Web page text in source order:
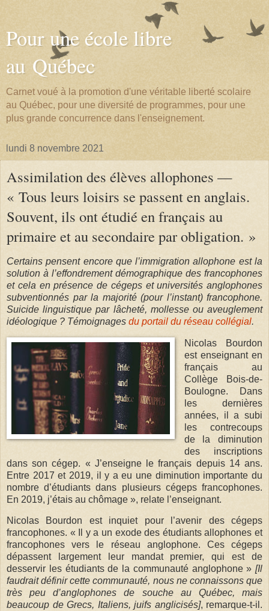
Pour une école libre
au Québec
Carnet voué à la promotion d'une véritable liberté scolaire
au Québec, pour une diversité de programmes, pour une
plus grande concurrence dans l'enseignement.
lundi 8 novembre 2021
Assimilation des élèves allophones —
« Tous leurs loisirs se passent en anglais.
Souvent, ils ont étudié en français au
primaire et au secondaire par obligation. »
Certains pensent encore que l’immigration allophone est la
solution à l’effondrement démographique des francophones
et cela en présence de cégeps et universités anglophones
subventionnés par la majorité (pour l’instant) francophone.
Suicide linguistique par lâcheté, mollesse ou aveuglement
idéologique ? Témoignages du portail du réseau collégial.
Nicolas Bourdon
est enseignant en
français au
Collège Bois-de-
Boulogne. Dans
les dernières
années, il a subi
les contrecoups
de la diminution
des inscriptions
dans son cégep. « J’enseigne le français depuis 14 ans.
Entre 2017 et 2019, il y a eu une diminution importante du
nombre d’étudiants dans plusieurs cégeps francophones.
En 2019, j’étais au chômage », relate l’enseignant.
Nicolas Bourdon est inquiet pour l’avenir des cégeps
francophones. « Il y a un exode des étudiants allophones et
francophones vers le réseau anglophone. Ces cégeps
dépassent largement leur mandat premier, qui est de
desservir les étudiants de la communauté anglophone » [Il
faudrait définir cette communauté, nous ne connaissons que
très peu d’anglophones de souche au Québec, mais
beaucoup de Grecs, Italiens, juifs anglicisés], remarque-t-il.